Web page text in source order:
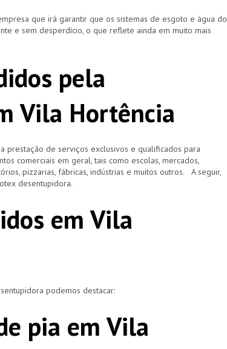
que irá garantir que os sistemas de esgoto e água do
e sem desperdício, o que reflete ainda em muito mais
pela
Vila Hortência
prestação de serviços exclusivos e qualificados para
comerciais em geral, tais como escolas, mercados,
pizzarias, fábricas, indústrias e muitos outros. A seguir,
desentupidora.
em Vila
podemos destacar:
pia em Vila